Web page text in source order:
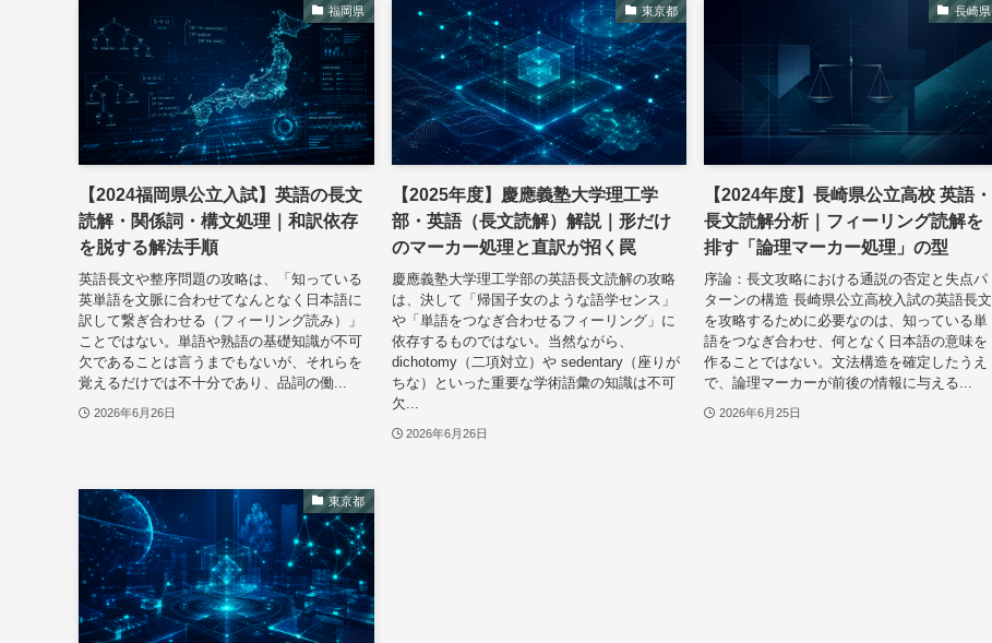
福岡県
【2024福岡県公立入試】英語の長文
読解・関係詞・構文処理｜和訳依存
を脱する解法手順
英語長文や整序問題の攻略は、「知っている
英単語を文脈に合わせてなんとなく日本語に
訳して繋ぎ合わせる（フィーリング読み）」
ことではない。単語や熟語の基礎知識が不可
欠であることは言うまでもないが、それらを
覚えるだけでは不十分であり、品詞の働...
2026年6月26日
東京都
【2025年度】慶應義塾大学理工学
部・英語（長文読解）解説｜形だけ
のマーカー処理と直訳が招く罠
慶應義塾大学理工学部の英語長文読解の攻略
は、決して「帰国子女のような語学センス」
や「単語をつなぎ合わせるフィーリング」に
依存するものではない。当然ながら、
dichotomy（二項対立）や sedentary（座りが
ちな）といった重要な学術語彙の知識は不可
欠...
2026年6月26日
長崎県
【2024年度】長崎県公立高校 英語・
長文読解分析｜フィーリング読解を
排す「論理マーカー処理」の型
序論：長文攻略における通説の否定と失点パ
ターンの構造 長崎県公立高校入試の英語長文
を攻略するために必要なのは、知っている単
語をつなぎ合わせ、何となく日本語の意味を
作ることではない。文法構造を確定したうえ
で、論理マーカーが前後の情報に与える...
2026年6月25日
東京都